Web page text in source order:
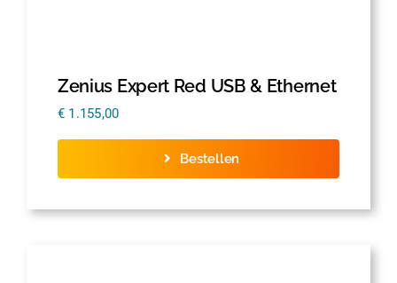
Zenius Expert Red USB & Ethernet
€ 1.155,00
Bestellen